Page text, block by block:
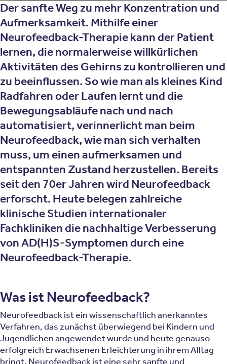
Der sanfte Weg zu mehr Konzentration und
Aufmerksamkeit. Mithilfe einer
Neurofeedback-Therapie kann der Patient
lernen, die normalerweise willkürlichen
Aktivitäten des Gehirns zu kontrollieren und
zu beeinflussen. So wie man als kleines Kind
Radfahren oder Laufen lernt und die
Bewegungsabläufe nach und nach
automatisiert, verinnerlicht man beim
Neurofeedback, wie man sich verhalten
muss, um einen aufmerksamen und
entspannten Zustand herzustellen. Bereits
seit den 70er Jahren wird Neurofeedback
erforscht. Heute belegen zahlreiche
klinische Studien internationaler
Fachkliniken die nachhaltige Verbesserung
von AD(H)S-Symptomen durch eine
Neurofeedback-Therapie.
Was ist Neurofeedback?
Neurofeedback ist ein wissenschaftlich anerkanntes
Verfahren, das zunächst überwiegend bei Kindern und
Jugendlichen angewendet wurde und heute genauso
erfolgreich Erwachsenen Erleichterung in ihrem Alltag
bringt. Neurofeedback ist eine sehr sanfte und